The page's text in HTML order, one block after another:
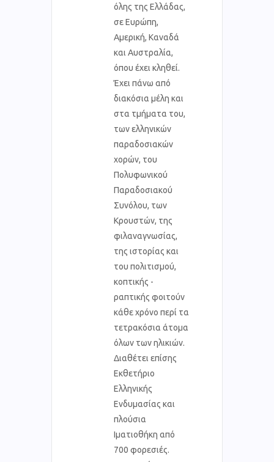
όλης της Ελλάδας,
σε Ευρώπη,
Αμερική, Καναδά
και Αυστραλία,
όπου έχει κληθεί.
Έχει πάνω από
διακόσια μέλη και
στα τμήματα του,
των ελληνικών
παραδοσιακών
χορών, του
Πολυφωνικού
Παραδοσιακού
Συνόλου, των
Κρουστών, της
φιλαναγνωσίας,
της ιστορίας και
του πολιτισμού,
κοπτικής -
ραπτικής φοιτούν
κάθε χρόνο περί τα
τετρακόσια άτομα
όλων των ηλικιών.
Διαθέτει επίσης
Εκθετήριο
Ελληνικής
Ενδυμασίας και
πλούσια
Ιματιοθήκη από
700 φορεσιές.